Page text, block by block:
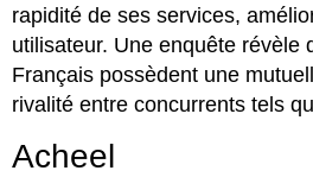
rapidité de ses services,
utilisateur. Une enquête révèle
Français possèdent une
rivalité entre concurrents tels
Acheel